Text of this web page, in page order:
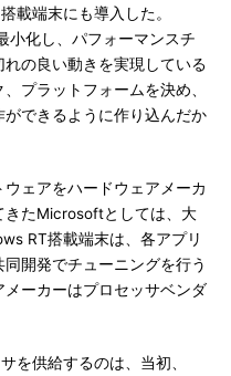
載端末にも導入した。
小化し、パフォーマンスチ
の良い動きを実現している
プラットフォームを決め、
できるように作り込んだか
ェアをハードウェアメーカ
きたMicrosoftとしては、大
RT搭載端末は、各アプリ
開発でチューニングを行う
ーカーはプロセッサベンダ
を供給するのは、当初、